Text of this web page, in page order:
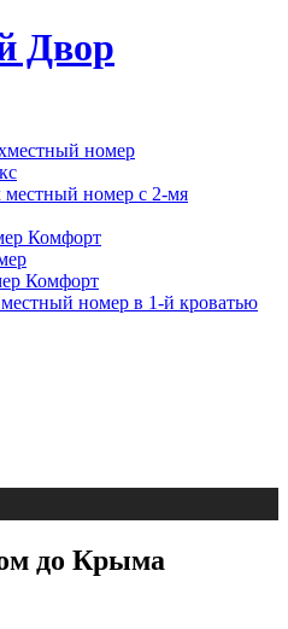
Двор
номер
местный номер с 2-мя
Комфорт
Комфорт
номер в 1-й кроватью
до Крыма